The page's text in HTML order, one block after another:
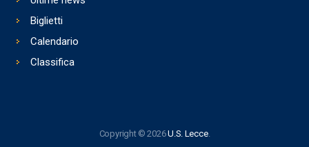
Biglietti
Calendario
Classifica
Copyright © 2026U.S. Lecce.